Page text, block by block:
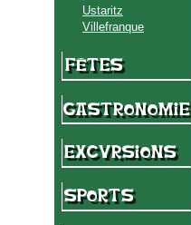
Ustaritz
Villefranque